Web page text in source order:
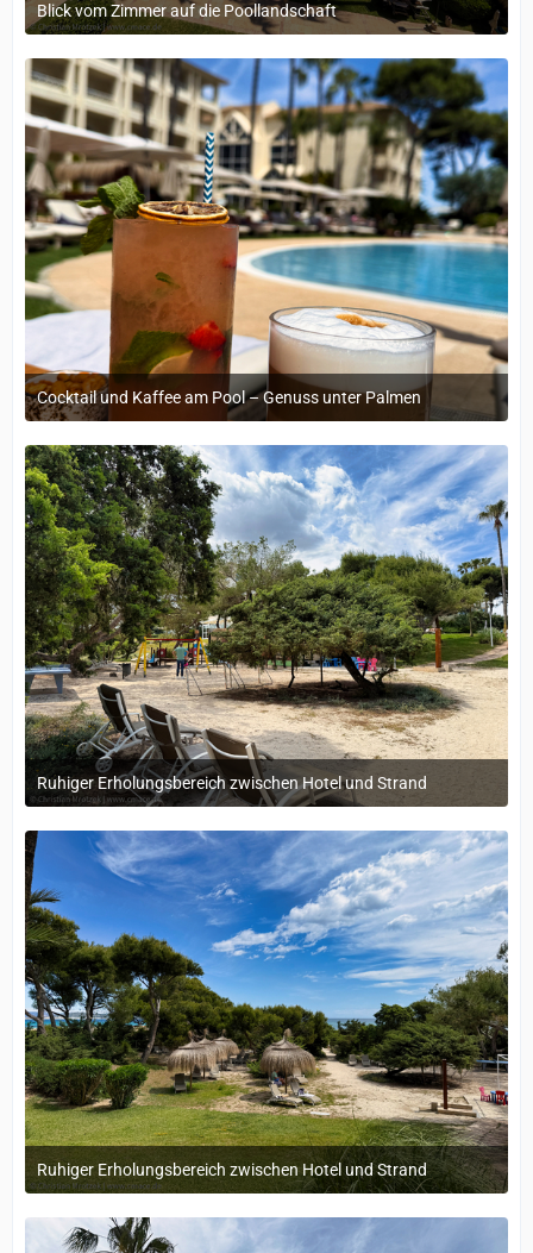
Blick vom Zimmer auf die Poollandschaft
12. Mai 2025 um 08:24
Cocktail und Kaffee am Pool – Genuss unter Palmen
11. Mai 2025 um 21:18
Ruhiger Erholungsbereich zwischen Hotel und Strand
11. Mai 2025 um 21:18
Ruhiger Erholungsbereich zwischen Hotel und Strand
11. Mai 2025 um 21:18